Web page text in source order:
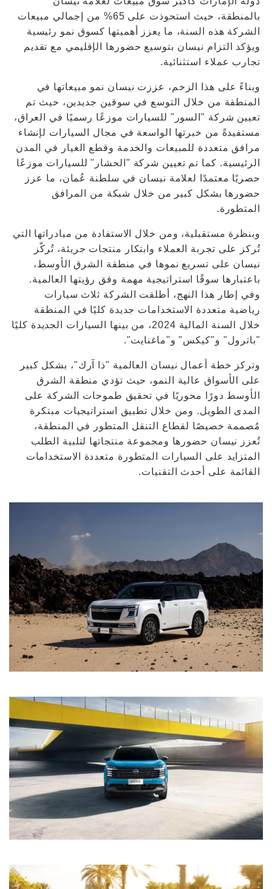
بالمنطقة، حيث استحوذت على 65% من إجمالي مبيعات
الشركة هذه السنة، ما يعزز أهميتها كسوق نمو رئيسية
ويؤكد التزام نيسان بتوسيع حضورها الإقليمي مع تقديم
تجارب عملاء استثنائية.
وبناءً على هذا الزخم، عززت نيسان نمو مبيعاتها في
المنطقة من خلال التوسع في سوقين جديدين، حيث تم
تعيين شركة "السور" للسيارات موزعًا رسميًا في العراق،
مستفيدةً من خبرتها الواسعة في مجال السيارات لإنشاء
مرافق متعددة للمبيعات والخدمة وقطع الغيار في المدن
الرئيسية. كما تم تعيين شركة "الحشار" للسيارات موزعًا
حصريًا معتمدًا لعلامة نيسان في سلطنة عُمان، ما عزز
حضورها بشكل كبير من خلال شبكة من المرافق
المتطورة.
وبنظرة مستقبلية، ومن خلال الاستفادة من مبادراتها التي
تُركز على تجربة العملاء وابتكار منتجات جريئة، تُركّز
نيسان على تسريع نموها في منطقة الشرق الأوسط،
باعتبارها سوقًا استراتيجية مهمة وفق رؤيتها العالمية.
وفي إطار هذا النهج، أطلقت الشركة ثلاث سيارات
رياضية متعددة الاستخدامات جديدة كليًا في المنطقة
خلال السنة المالية 2024، من بينها السيارات الجديدة كليًا
"باترول" و"كيكس" و"ماغنايت".
وتركز خطة أعمال نيسان العالمية "ذا آرك"، بشكل كبير
على الأسواق عالية النمو، حيث تؤدي منطقة الشرق
الأوسط دورًا محوريًا في تحقيق طموحات الشركة على
المدى الطويل. ومن خلال تطبيق استراتيجيات مبتكرة
مُصممة خصيصًا لقطاع التنقل المتطور في المنطقة،
تُعزز نيسان حضورها ومجموعة منتجاتها لتلبية الطلب
المتزايد على السيارات المتطورة متعددة الاستخدامات
القائمة على أحدث التقنيات.